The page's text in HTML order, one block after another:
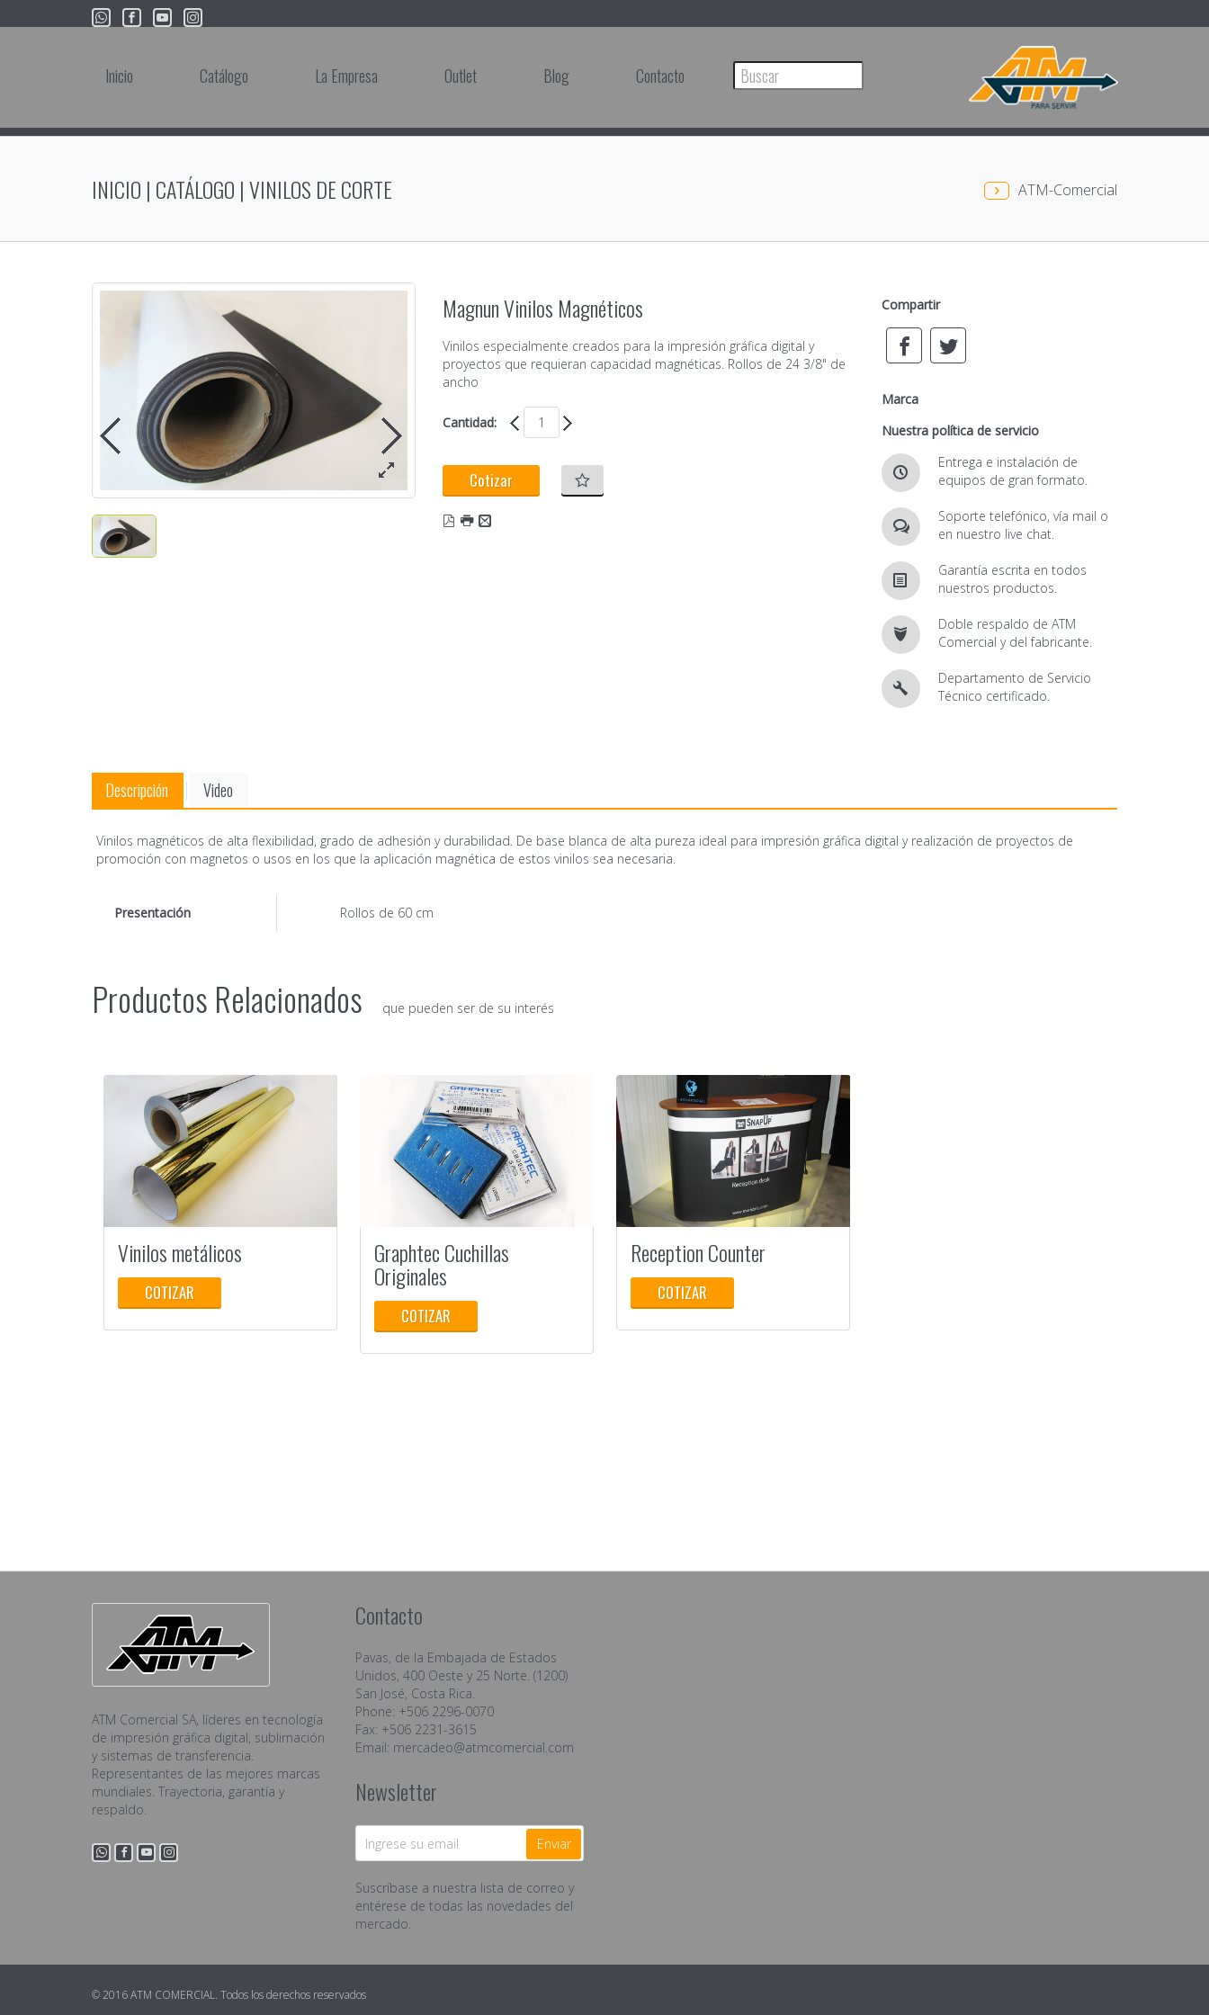
Inicio Catálogo La Empresa Outlet Blog Contacto
INICIO | CATÁLOGO |VINILOS DE CORTE ATM-Comercial
Magnun Vinilos Magnéticos
Vinilos especialmente creados para la impresión gráfica digital y
proyectos que requieran capacidad magnéticas. Rollos de 24 3/8" de
ancho
Cantidad:
Cotizar
Compartir
Marca
Nuestra política de servicio
Entrega e instalación de
equipos de gran formato.
Soporte telefónico, vía mail o
en nuestro live chat.
Garantía escrita en todos
nuestros productos.
Doble respaldo de ATM
Comercial y del fabricante.
Departamento de Servicio
Técnico certificado.
Descripción Video
Vinilos magnéticos de alta flexibilidad, grado de adhesión y durabilidad. De base blanca de alta pureza ideal para impresión gráfica digital y realización de proyectos de
promoción con magnetos o usos en los que la aplicación magnética de estos vinilos sea necesaria.
Presentación Rollos de 60 cm
Productos Relacionados que pueden ser de su interés
Vinilos metálicos
COTIZAR
Graphtec Cuchillas
Originales
COTIZAR
Reception Counter
COTIZAR
ATM Comercial SA, líderes en tecnología
de impresión gráfica digital, sublimación
y sistemas de transferencia.
Representantes de las mejores marcas
mundiales. Trayectoria, garantía y
respaldo.
Contacto
Pavas, de la Embajada de Estados
Unidos, 400 Oeste y 25 Norte. (1200)
San José, Costa Rica.
Phone: +506 2296-0070
Fax: +506 2231-3615
Email: mercadeo@atmcomercial.com
Newsletter
Enviar
Suscríbase a nuestra lista de correo y
entérese de todas las novedades del
mercado.
© 2016 ATM COMERCIAL. Todos los derechos reservados